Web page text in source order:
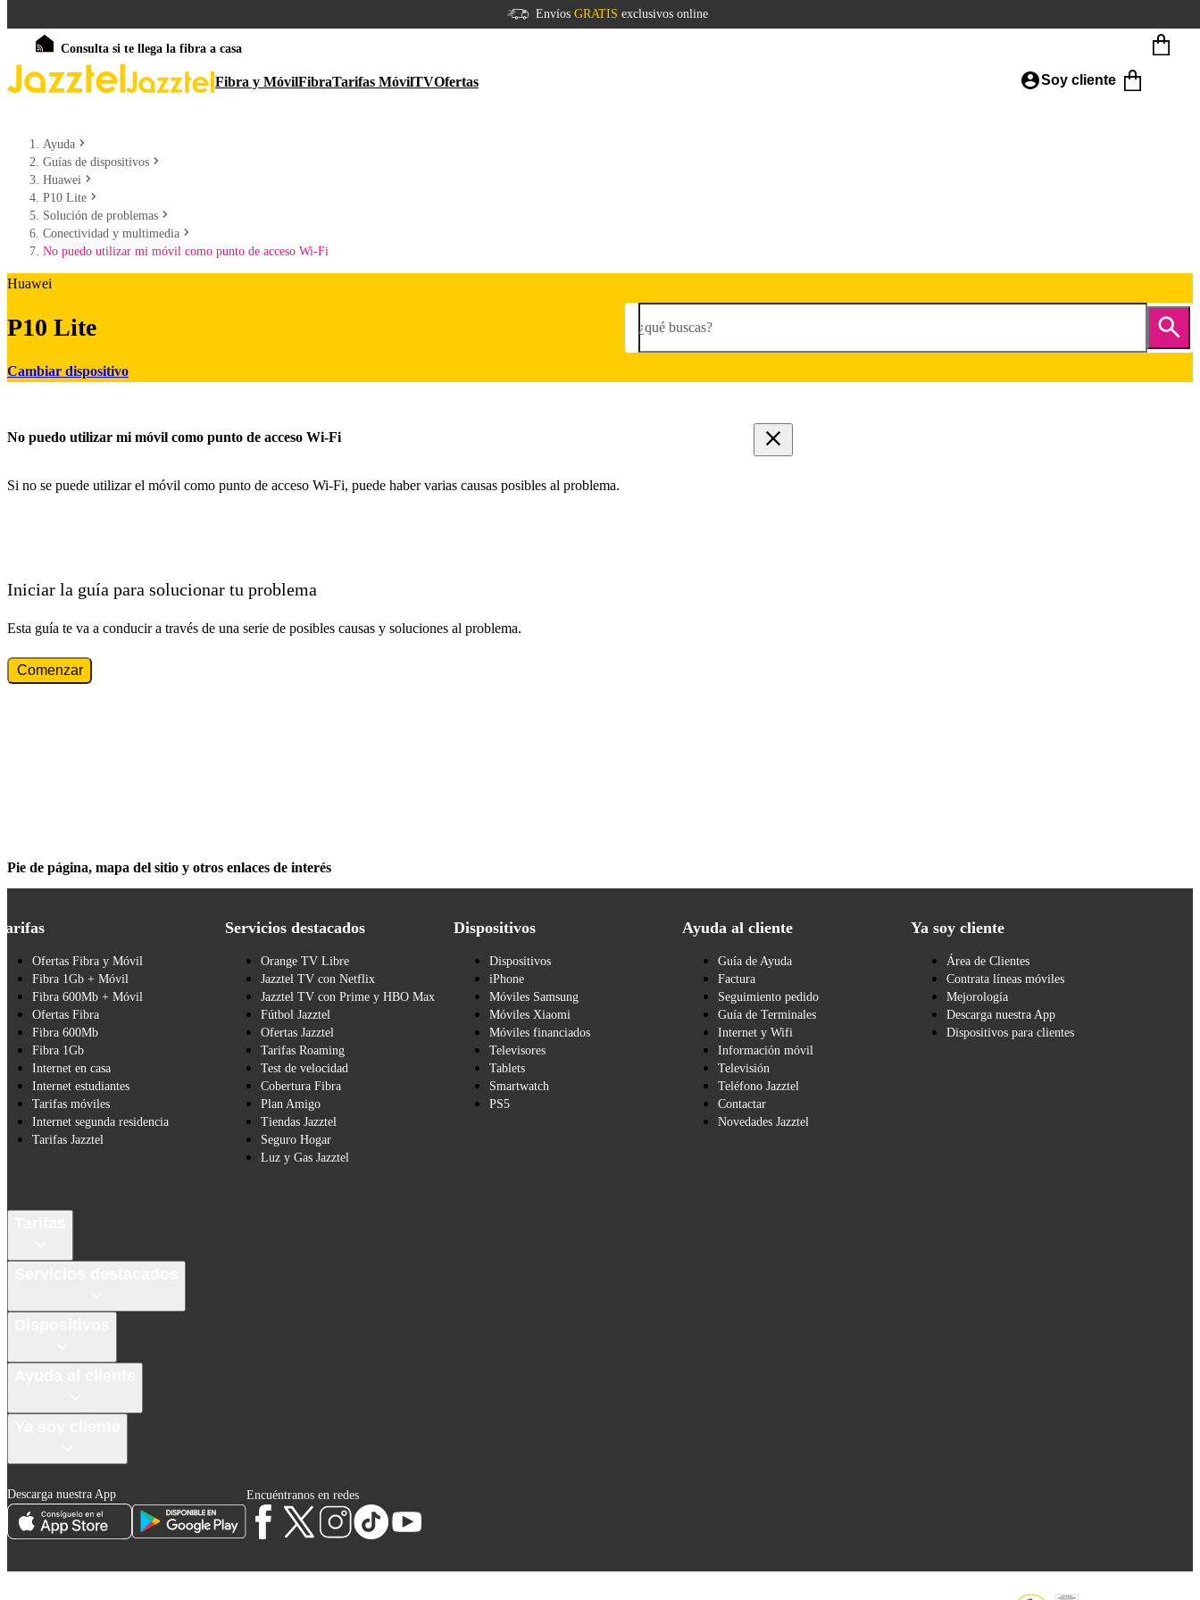
Envíos GRATIS exclusivos online
Consulta si te llega la fibra a casa
Fibra y MóvilFibraTarifas MóvilTVOfertas Soy cliente
Ayuda
Guías de dispositivos
Huawei
P10 Lite
Solución de problemas
Conectividad y multimedia
No puedo utilizar mi móvil como punto de acceso Wi-Fi
Huawei
P10 Lite
Cambiar dispositivo
¿qué buscas?
No puedo utilizar mi móvil como punto de acceso Wi-Fi
Si no se puede utilizar el móvil como punto de acceso Wi-Fi, puede haber varias causas posibles al problema.
Iniciar la guía para solucionar tu problema
Esta guía te va a conducir a través de una serie de posibles causas y soluciones al problema.
Comenzar
Pie de página, mapa del sitio y otros enlaces de interés
Ofertas Fibra y Móvil
Fibra 1Gb + Móvil
Fibra 600Mb + Móvil
Ofertas Fibra
Fibra 600Mb
Fibra 1Gb
Internet en casa
Internet estudiantes
Tarifas móviles
Internet segunda residencia
Tarifas Jazztel
Servicios destacados
Orange TV Libre
Jazztel TV con Netflix
Jazztel TV con Prime y HBO Max
Fútbol Jazztel
Ofertas Jazztel
Tarifas Roaming
Test de velocidad
Cobertura Fibra
Plan Amigo
Tiendas Jazztel
Seguro Hogar
Luz y Gas Jazztel
Dispositivos
Dispositivos
iPhone
Móviles Samsung
Móviles Xiaomi
Móviles financiados
Televisores
Tablets
Smartwatch
PS5
Ayuda al cliente
Guía de Ayuda
Factura
Seguimiento pedido
Guía de Terminales
Internet y Wifi
Información móvil
Televisión
Teléfono Jazztel
Contactar
Novedades Jazztel
Ya soy cliente
Área de Clientes
Contrata líneas móviles
Mejorología
Descarga nuestra App
Dispositivos para clientes
Descarga nuestra App Encuéntranos en redes